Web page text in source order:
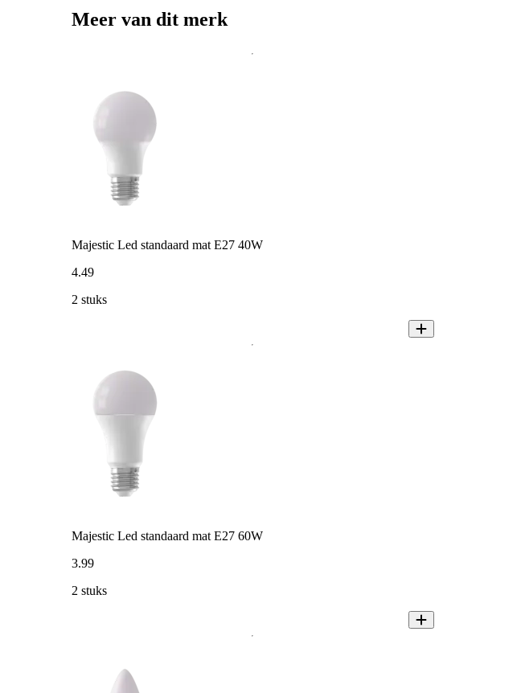
Meer van dit merk
Majestic Led standaard mat E27 40W
4.49
2 stuks
Majestic Led standaard mat E27 60W
3.99
2 stuks